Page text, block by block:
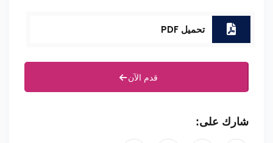
تحميل PDF
قدم الآن
شارك على: